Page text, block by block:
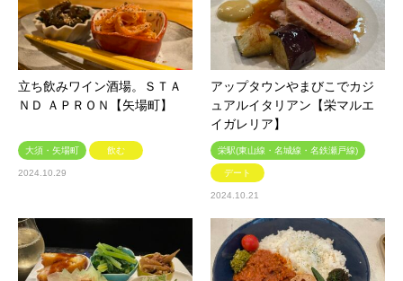
立ち飲みワイン酒場。ＳＴＡ
ＮＤ ＡＰＲＯＮ【矢場町】
大須・矢場町 飲む
2024.10.29
アップタウンやまびこでカジ
ュアルイタリアン【栄マルエ
イガレリア】
栄駅(東山線・名城線・名鉄瀬戸線)
デート
2024.10.21